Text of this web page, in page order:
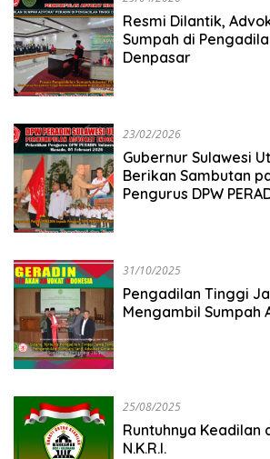
Resmi Dilantik,
Sumpah di
Denpasar
23/02/2026
Gubernur Sulawesi
Berikan Sambutan
Pengurus DPW
31/10/2025
Pengadilan Tinggi
Mengambil Sumpah
25/08/2025
Runtuhnya Keadilan
N.K.R.I.